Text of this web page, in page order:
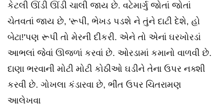
કેટલી ઊંડી ઊંડી ચાલી જાય છે. વટેમાર્ગુ જોતાં જોતાં
ચેતવતાં જાય છે, 'રૂપી, ભેખડ પડશે ને તુંને દાટી દેશે, હો
બેટા!'પણ રૂપી તો મેરની દીકરી. એને તો એનાં ઘરખોરડાં
આભલાં જેવાં ઊજળાં કરવાં છે. ઓરડામાં કમાનો વાળવી છે.
દાણા ભરવાની મોટી મોટી કોઠીઓ ઘડીને તેના ઉપર નક્શી
કરવી છે. ગોખલા કંડારવા છે, ભીંત ઉપર ચિતરામણ
આલેખવા